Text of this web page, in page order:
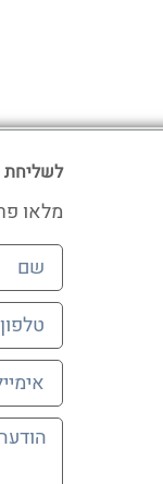
לשליחת
מלאו